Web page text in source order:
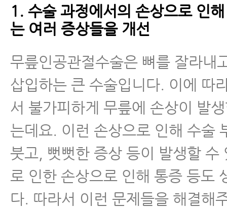
1. 수술 과정에서의 손상으로 인
는 여러 증상들을 개선
무릎인공관절수술은 뼈를 잘라내
삽입하는 큰 수술입니다. 이에 따
서 불가피하게 무릎에 손상이 발
는데요. 이런 손상으로 인해 수술
붓고, 뻣뻣한 증상 등이 발생할 수
로 인한 손상으로 인해 통증 등도
다. 따라서 이런 문제들을 해결해